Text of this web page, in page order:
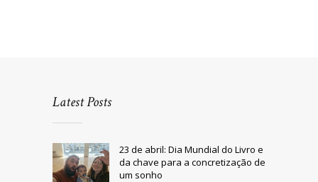
Latest Posts
23 de abril: Dia Mundial do Livro e
da chave para a concretização de
um sonho